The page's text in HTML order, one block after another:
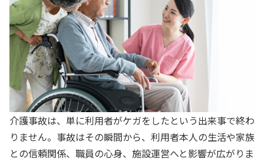
介護事故は、単に利用者がケガをしたという出来事で終わ
りません。事故はその瞬間から、利用者本人の生活や家族
との信頼関係、職員の心身、施設運営へと影響が広がりま